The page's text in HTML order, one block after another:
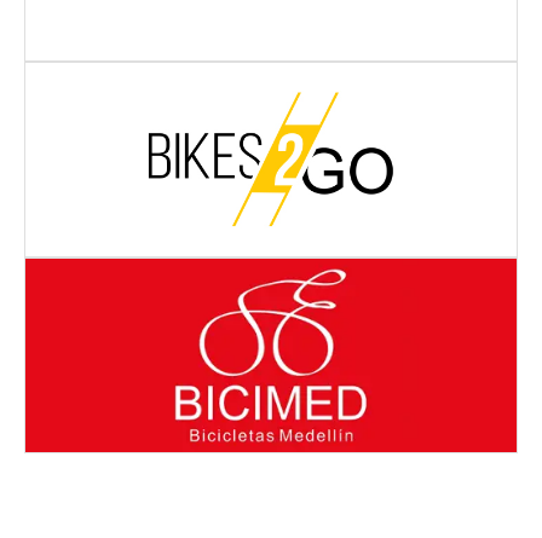
Dirección:
CRA 32 2 B SUR 87 LC 101
Medellín
- Antioquia
Dirección: Cl. 21 Sur #Carrera 43a #06
MEDELLIN - ANTIOQUIA